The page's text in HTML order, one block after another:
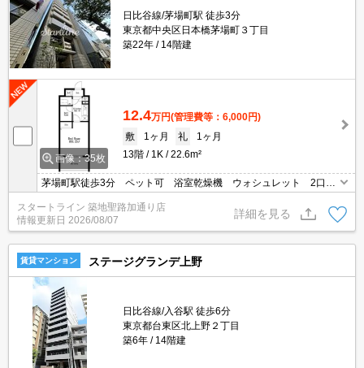
日比谷線/茅場町駅 徒歩3分
東京都中央区日本橋茅場町３丁目
築22年
14階建
画像：35枚
12.4万円(管理費等：6,000円)
敷
1ヶ月 礼
1ヶ月
13階
1K 22.6m²
茅場町駅徒歩3分 ペット可 浴室乾燥機 ウォシュレット 2口ガ
スコンロ 宅配ボックス オートロック
スタートライン 築地聖路加通り店
情報更新日 2026/08/07
詳細を見る
賃貸マンション ステージグランデ上野
日比谷線/入谷駅 徒歩6分
東京都台東区北上野２丁目
築6年
14階建